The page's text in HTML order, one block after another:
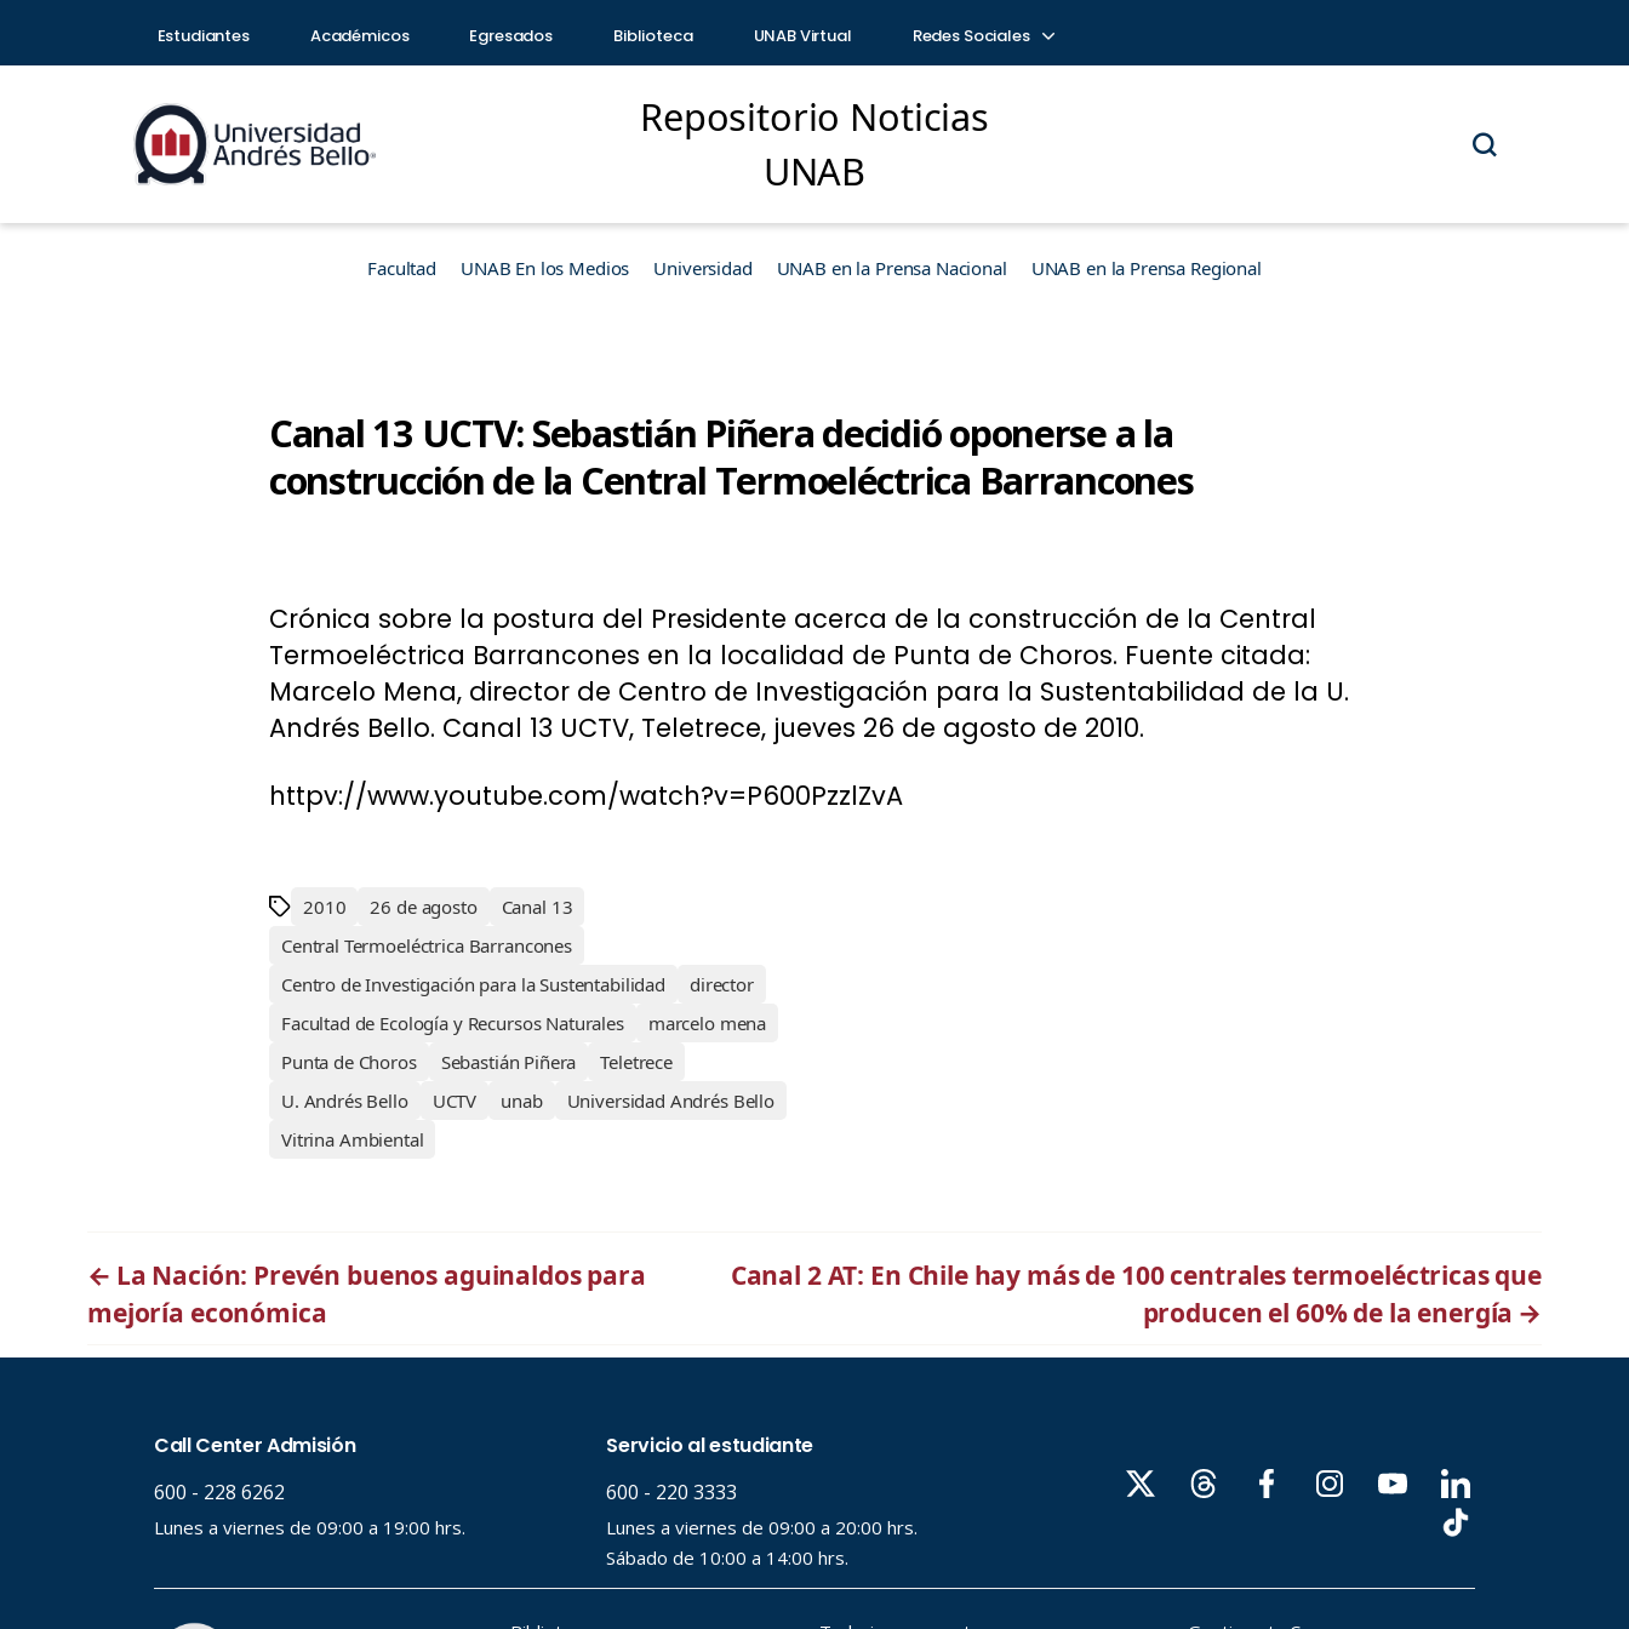
Estudiantes Académicos Egresados Biblioteca UNAB Virtual Redes Sociales
Repositorio Noticias
UNAB
Facultad UNAB En los Medios Universidad UNAB en la Prensa Nacional UNAB en la Prensa Regional
Canal 13 UCTV: Sebastián Piñera decidió oponerse a la
construcción de la Central Termoeléctrica Barrancones
Crónica sobre la postura del Presidente acerca de la construcción de la Central
Termoeléctrica Barrancones en la localidad de Punta de Choros. Fuente citada:
Marcelo Mena, director de Centro de Investigación para la Sustentabilidad de la U.
Andrés Bello. Canal 13 UCTV, Teletrece, jueves 26 de agosto de 2010.
httpv://www.youtube.com/watch?v=P600PzzlZvA
2010 26 de agosto
Canal 13
Central Termoeléctrica Barrancones
Centro de Investigación para la Sustentabilidad
director
Facultad de Ecología y Recursos Naturales
marcelo mena
Punta de Choros
Sebastián Piñera
Teletrece
U. Andrés Bello
UCTV unab
Universidad Andrés Bello
Vitrina Ambiental
← La Nación: Prevén buenos aguinaldos para
mejoría económica
Canal 2 AT: En Chile hay más de 100 centrales termoeléctricas que
producen el 60% de la energía →